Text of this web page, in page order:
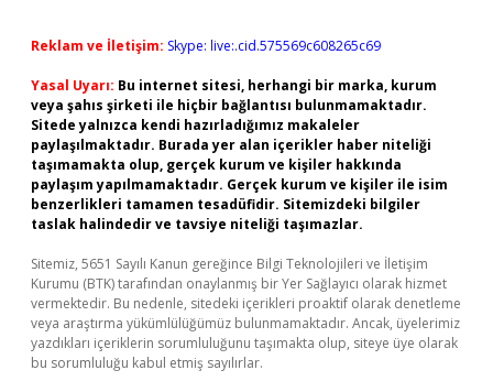
Reklam ve İletişim: Skype: live:.cid.575569c608265c69
Yasal Uyarı: Bu internet sitesi, herhangi bir marka, kurum
veya şahıs şirketi ile hiçbir bağlantısı bulunmamaktadır.
Sitede yalnızca kendi hazırladığımız makaleler
paylaşılmaktadır. Burada yer alan içerikler haber niteliği
taşımamakta olup, gerçek kurum ve kişiler hakkında
paylaşım yapılmamaktadır. Gerçek kurum ve kişiler ile isim
benzerlikleri tamamen tesadüfidir. Sitemizdeki bilgiler
taslak halindedir ve tavsiye niteliği taşımazlar.
Sitemiz, 5651 Sayılı Kanun gereğince Bilgi Teknolojileri ve İletişim
Kurumu (BTK) tarafından onaylanmış bir Yer Sağlayıcı olarak hizmet
vermektedir. Bu nedenle, sitedeki içerikleri proaktif olarak denetleme
veya araştırma yükümlülüğümüz bulunmamaktadır. Ancak, üyelerimiz
yazdıkları içeriklerin sorumluluğunu taşımakta olup, siteye üye olarak
bu sorumluluğu kabul etmiş sayılırlar.